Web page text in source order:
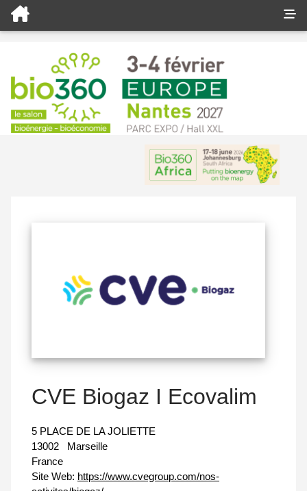
CVE Biogaz I Ecovalim
5 PLACE DE LA JOLIETTE
13002
Marseille
France
Site Web: https://www.cvegroup.com/nos-